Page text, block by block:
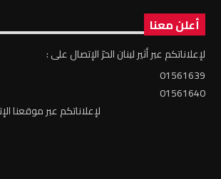
أعلن معنا
لإعلاناتكم عبر أثير لبنان الحرّ الإتصال على :
01561639
01561640
لإعلاناتكم عبر موقعنا الإتصال